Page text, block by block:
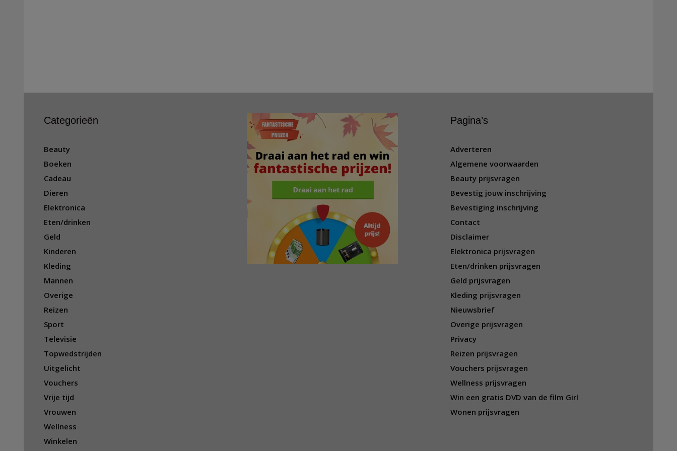
Categorieën
Beauty
Boeken
Cadeau
Dieren
Elektronica
Eten/drinken
Geld
Kinderen
Kleding
Mannen
Overige
Reizen
Sport
Televisie
Topwedstrijden
Uitgelicht
Vouchers
Vrije tijd
Vrouwen
Wellness
Winkelen
Pagina’s
Adverteren
Algemene voorwaarden
Beauty prijsvragen
Bevestig jouw inschrijving
Bevestiging inschrijving
Contact
Disclaimer
Elektronica prijsvragen
Eten/drinken prijsvragen
Geld prijsvragen
Kleding prijsvragen
Nieuwsbrief
Overige prijsvragen
Privacy
Reizen prijsvragen
Vouchers prijsvragen
Wellness prijsvragen
Win een gratis DVD van de film Girl
Wonen prijsvragen